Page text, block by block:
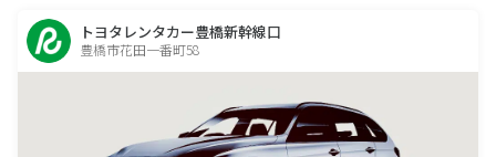
トヨタレンタカー豊橋新幹線口
豊橋市花田一番町58